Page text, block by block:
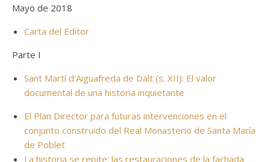
Mayo de 2018
Carta del Editor
Parte I
Sant Martí d’Aiguafreda de Dalt (s. XII): El valor
documental de una historia inquietante
El Plan Director para futuras intervenciones en el
conjunto construido del Real Monasterio de Santa María
de Poblet
La historia se repite: las restauraciones de la fachada